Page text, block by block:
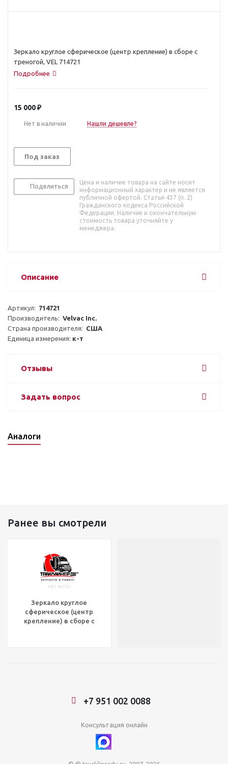
Зеркало круглое сферическое (центр крепление) в сборе с
треногой, VEL 714721
Подробнее
15 000₽
Нет в наличии Нашли дешевле?
Под заказ
Поделиться
Цена и наличие товара на сайте носит
информационный характер и не является
публичной офертой. Статья 437 (п. 2)
Гражданского кодекса Российской
Федерации. Наличие и окончательную
стоимость товара уточняйте у
менеджера.
Описание
Артикул: 714721
Производитель: Velvac Inc.
Страна производителя: США
Единица измерения: к-т
Отзывы
Задать вопрос
Аналоги
Ранее вы смотрели
Зеркало круглое
сферическое (центр
крепление) в сборе с
+7 951 002 0088
Консультация онлайн